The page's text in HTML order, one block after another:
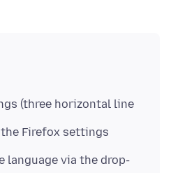
(three horizontal line
the Firefox settings
language via the drop-